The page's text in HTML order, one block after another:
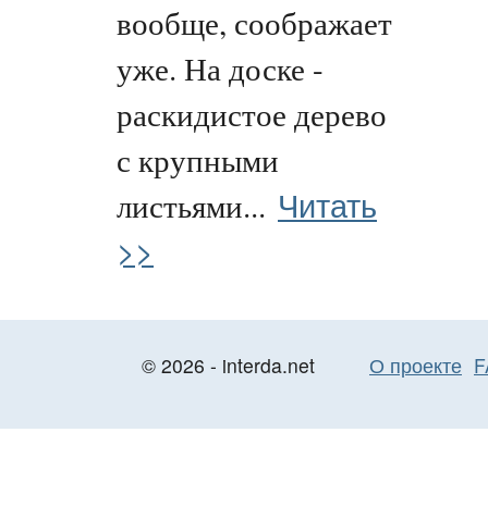
вообще, соображает
уже. На доске -
раскидистое дерево
с крупными
листьями... Читать
>>
© 2026 - interda.net О проекте